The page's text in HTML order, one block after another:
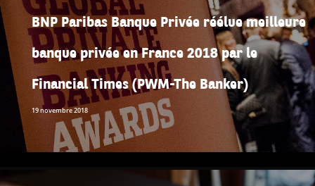
BNP Paribas Banque Privée réélue meilleure
banque privée en France 2018 par le
Financial Times (PWM-The Banker)
19 novembre 2018